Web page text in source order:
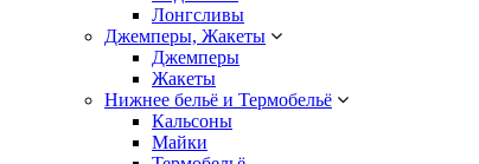
Лонгсливы
Джемперы, Жакеты
Джемперы
Жакеты
Нижнее бельё и Термобельё
Кальсоны
Майки